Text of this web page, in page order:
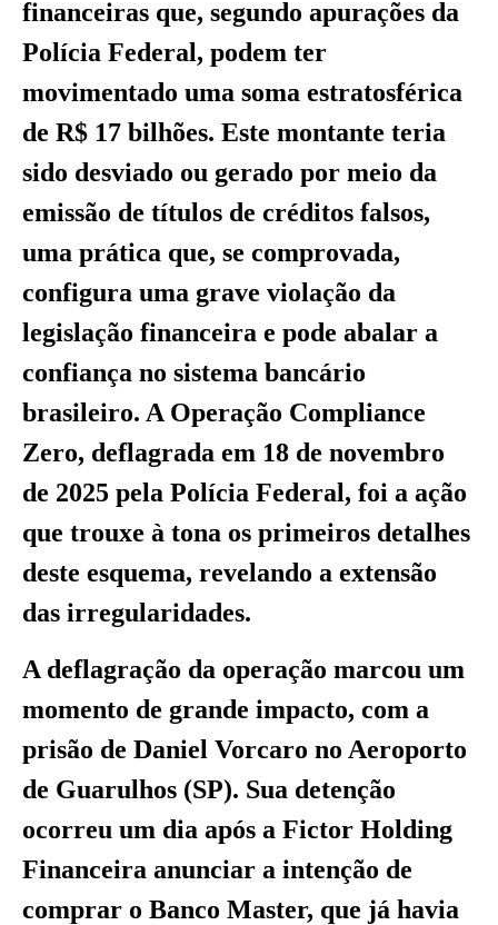
financeiras que, segundo apurações da
Polícia Federal, podem ter
movimentado uma soma estratosférica
de R$ 17 bilhões. Este montante teria
sido desviado ou gerado por meio da
emissão de títulos de créditos falsos,
uma prática que, se comprovada,
configura uma grave violação da
legislação financeira e pode abalar a
confiança no sistema bancário
brasileiro. A Operação Compliance
Zero, deflagrada em 18 de novembro
de 2025 pela Polícia Federal, foi a ação
que trouxe à tona os primeiros detalhes
deste esquema, revelando a extensão
das irregularidades.
A deflagração da operação marcou um
momento de grande impacto, com a
prisão de Daniel Vorcaro no Aeroporto
de Guarulhos (SP). Sua detenção
ocorreu um dia após a Fictor Holding
Financeira anunciar a intenção de
comprar o Banco Master, que já havia